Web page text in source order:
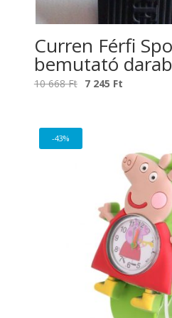
Curren Férfi
bemutató darab
10 668Ft Original
10
668 Ft.
7 245 Ft
-43%